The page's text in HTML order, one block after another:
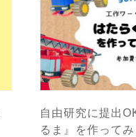
自由研究に提出
るま』を作って